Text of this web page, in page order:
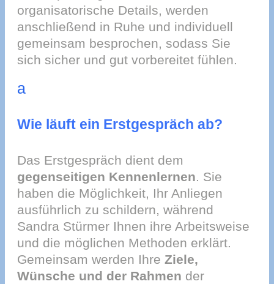
organisatorische Details, werden
anschließend in Ruhe und individuell
gemeinsam besprochen, sodass Sie
sich sicher und gut vorbereitet fühlen.
a
Wie läuft ein Erstgespräch ab?
Das Erstgespräch dient dem
gegenseitigen Kennenlernen. Sie
haben die Möglichkeit, Ihr Anliegen
ausführlich zu schildern, während
Sandra Stürmer Ihnen ihre Arbeitsweise
und die möglichen Methoden erklärt.
Gemeinsam werden Ihre Ziele,
Wünsche und der Rahmen der